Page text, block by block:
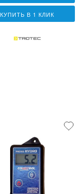
КУПИТЬ В 1 КЛИК